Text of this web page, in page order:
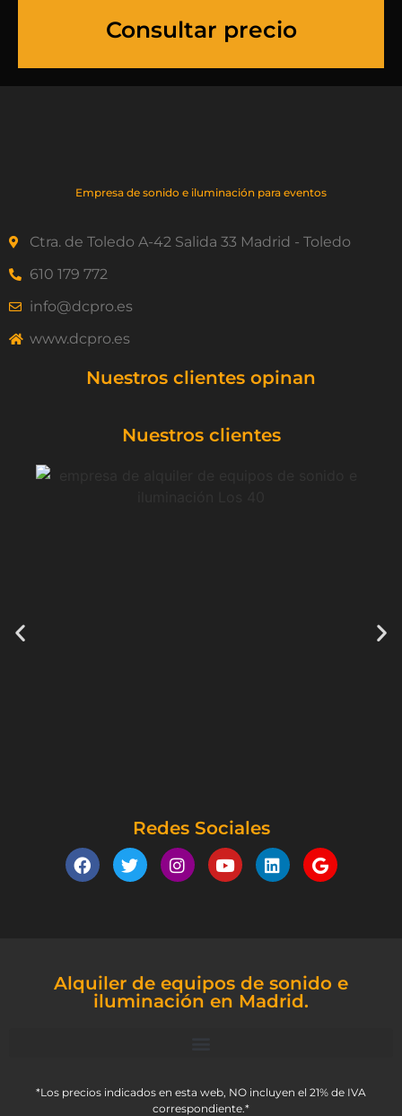
Consultar precio
Empresa de sonido e iluminación para eventos
Ctra. de Toledo A-42 Salida 33 Madrid - Toledo
610 179 772
info@dcpro.es
www.dcpro.es
Nuestros clientes opinan
Nuestros clientes
Redes Sociales
Alquiler de equipos de sonido e
iluminación en Madrid.
*Los precios indicados en esta web, NO incluyen el 21% de IVA
correspondiente.*